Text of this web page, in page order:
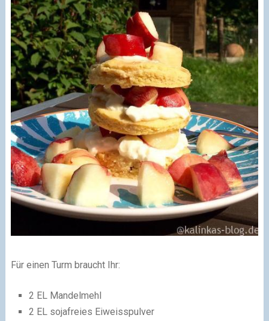
Für einen Turm braucht Ihr:
2 EL Mandelmehl
2 EL sojafreies Eiweisspulver